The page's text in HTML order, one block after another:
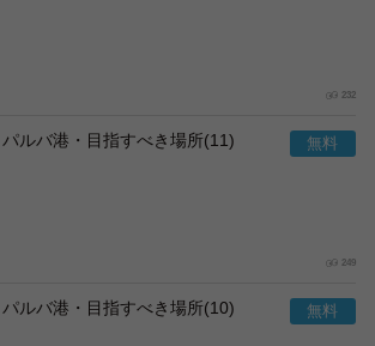
232
ルバ港・目指すべき場所(11)
249
ルバ港・目指すべき場所(10)